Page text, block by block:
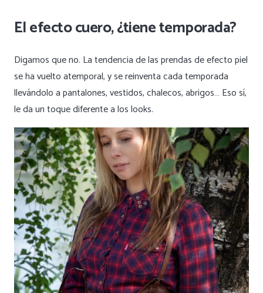
El efecto cuero, ¿tiene temporada?
Digamos que no. La tendencia de las prendas de efecto piel
se ha vuelto atemporal, y se reinventa cada temporada
llevándolo a pantalones, vestidos, chalecos, abrigos… Eso sí,
le da un toque diferente a los looks.